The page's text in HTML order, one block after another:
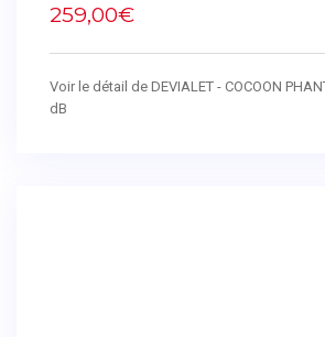
259,00€
Voir le détail de DEVIALET - COCOON
dB